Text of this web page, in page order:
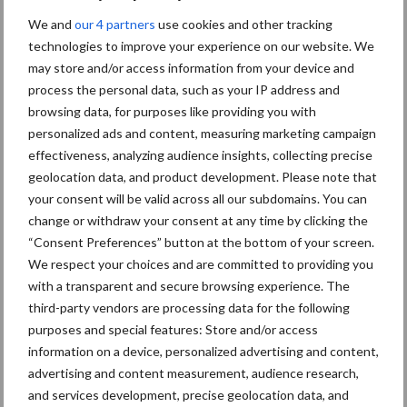
We and our 4 partners use cookies and other tracking
technologies to improve your experience on our website. We
may store and/or access information from your device and
process the personal data, such as your IP address and
browsing data, for purposes like providing you with
personalized ads and content, measuring marketing campaign
effectiveness, analyzing audience insights, collecting precise
geolocation data, and product development. Please note that
your consent will be valid across all our subdomains. You can
change or withdraw your consent at any time by clicking the
“Consent Preferences” button at the bottom of your screen.
We respect your choices and are committed to providing you
with a transparent and secure browsing experience. The
third-party vendors are processing data for the following
purposes and special features: Store and/or access
information on a device, personalized advertising and content,
advertising and content measurement, audience research,
and services development, precise geolocation data, and
Grondstoffenmarkt blijft
geopolitiek houden handel
in de greep
De speenhuid: een vaak
onderschatte risicofactor
voor mastitis
ForFarmers ziet volume en
marktaandeel groeien in
krimpende Nederlandse
markt
Themapagina's